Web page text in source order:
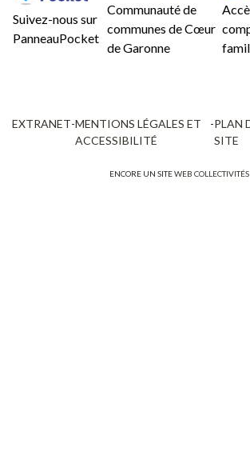
Suivez-nous sur
PanneauPocket
Communauté de
communes de Cœur
de Garonne
EXTRANET-MENTIONS LÉGALES ET
ACCESSIBILITÉ
-PLAN
SITE
ENCORE UN SITEWEB COLLECTIVITÉS